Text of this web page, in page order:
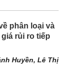
phân loại và
rủi ro tiếp
Huyền, Lê Thị